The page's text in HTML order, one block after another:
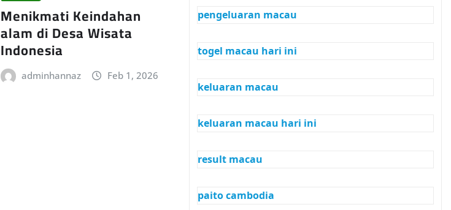
Menikmati Keindahan
alam di Desa Wisata
Indonesia
adminhannaz Feb 1, 2026
pengeluaran macau
togel macau hari ini
keluaran macau
keluaran macau hari ini
result macau
paito cambodia